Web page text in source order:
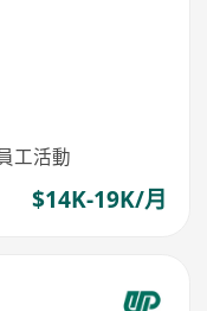
工活動
$14K-19K/月